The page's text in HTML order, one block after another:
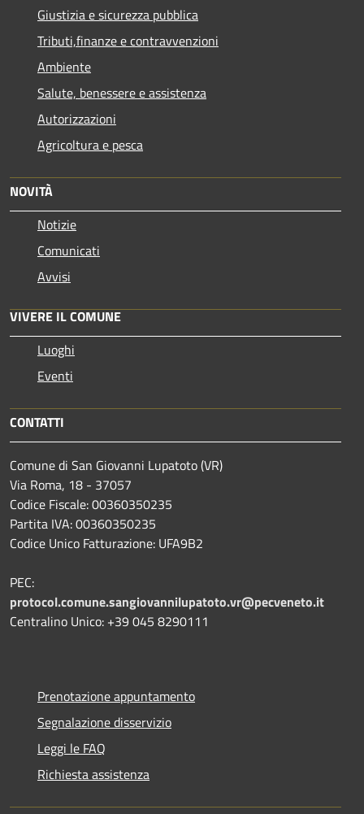
Giustizia e sicurezza pubblica
Tributi,finanze e contravvenzioni
Ambiente
Salute, benessere e assistenza
Autorizzazioni
Agricoltura e pesca
NOVITÀ
Notizie
Comunicati
Avvisi
VIVERE IL COMUNE
Luoghi
Eventi
CONTATTI
Comune di San Giovanni Lupatoto (VR)
Via Roma, 18 - 37057
Codice Fiscale: 00360350235
Partita IVA: 00360350235
Codice Unico Fatturazione: UFA9B2
PEC:
protocol.comune.sangiovannilupatoto.vr@pecveneto.it
Centralino Unico: +39 045 8290111
Prenotazione appuntamento
Segnalazione disservizio
Leggi le FAQ
Richiesta assistenza